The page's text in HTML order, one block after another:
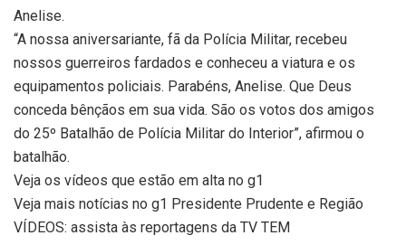
Anelise.
“A nossa aniversariante, fã da Polícia Militar, recebeu
nossos guerreiros fardados e conheceu a viatura e os
equipamentos policiais. Parabéns, Anelise. Que Deus
conceda bênçãos em sua vida. São os votos dos amigos
do 25º Batalhão de Polícia Militar do Interior”, afirmou o
batalhão.
Veja os vídeos que estão em alta no g1
Veja mais notícias no g1 Presidente Prudente e Região
VÍDEOS: assista às reportagens da TV TEM